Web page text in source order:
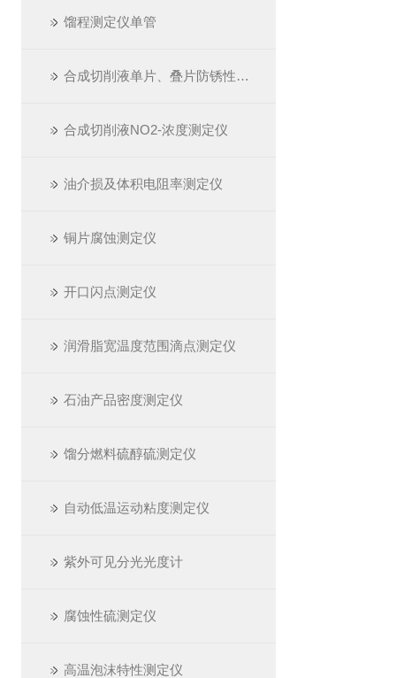
馏程测定仪单管
合成切削液单片、叠片防锈性测定仪
合成切削液NO2-浓度测定仪
油介损及体积电阻率测定仪
铜片腐蚀测定仪
开口闪点测定仪
润滑脂宽温度范围滴点测定仪
石油产品密度测定仪
馏分燃料硫醇硫测定仪
自动低温运动粘度测定仪
紫外可见分光光度计
腐蚀性硫测定仪
高温泡沫特性测定仪